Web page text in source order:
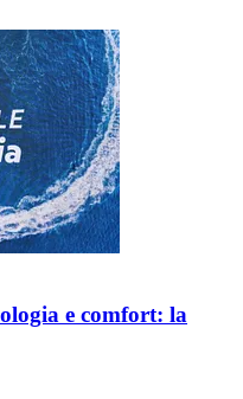
e comfort: la